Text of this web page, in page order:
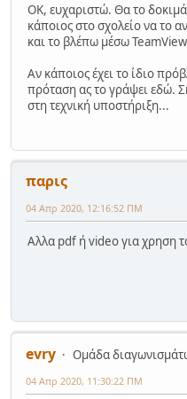
OK, ευχαριστώ. Θα το
κάποιος στο σχολείο να το
και το βλέπω μέσω
Αν κάποιος έχει το ίδιο
πρόταση ας το γράψει εδώ.
στη τεχνική υποστήριξη...
παρις
04 Απρ 2020, 12:16:52 ΠΜ
Aλλα pdf ή video για χρηση
evry
Ομάδα
04 Απρ 2020, 11:30:22 ΠΜ